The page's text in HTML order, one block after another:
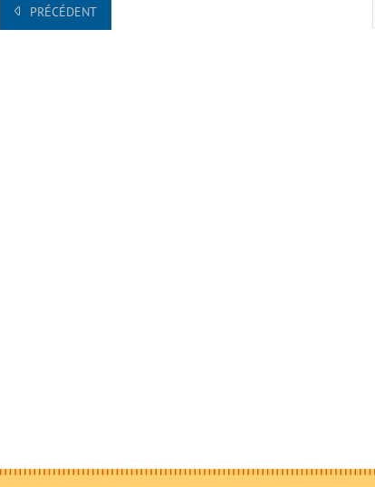
PRÉCÉDENT